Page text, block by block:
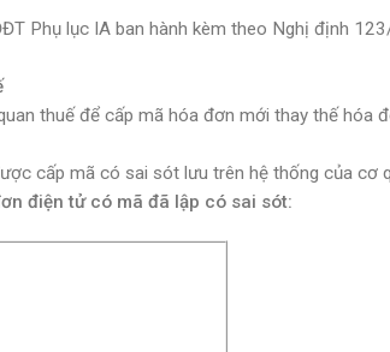
Phụ lục IA ban hành kèm theo Nghị định
thuế để cấp mã hóa đơn mới thay thế hóa
cấp mã có sai sót lưu trên hệ thống của cơ
điện tử có mã đã lập có sai sót: